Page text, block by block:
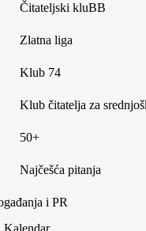
Čitateljski kluBB
Zlatna liga
Klub 74
Klub čitatelja za
50+
Najčešća pitanja
i PR
Kalendar